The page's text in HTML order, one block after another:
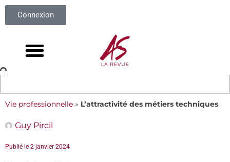
Connexion
Vie professionnelle » L’attractivité des métiers techniques
Guy Pircil
Publié le 2 janvier 2024